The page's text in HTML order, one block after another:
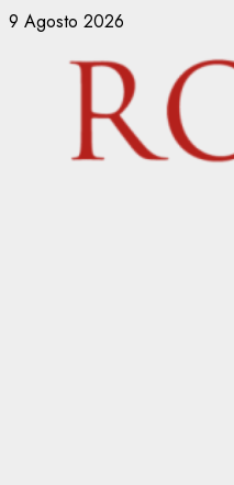
Vai
contenuto
9 Agosto 2026